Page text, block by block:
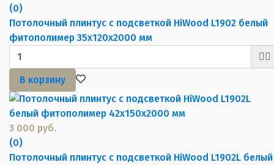
(0)
Потолочный плинтус с подсветкой HiWood L1902 белый
фитополимер 35х120х2000 мм
В корзину
3 000 руб.
(0)
Потолочный плинтус с подсветкой HiWood L1902L белый